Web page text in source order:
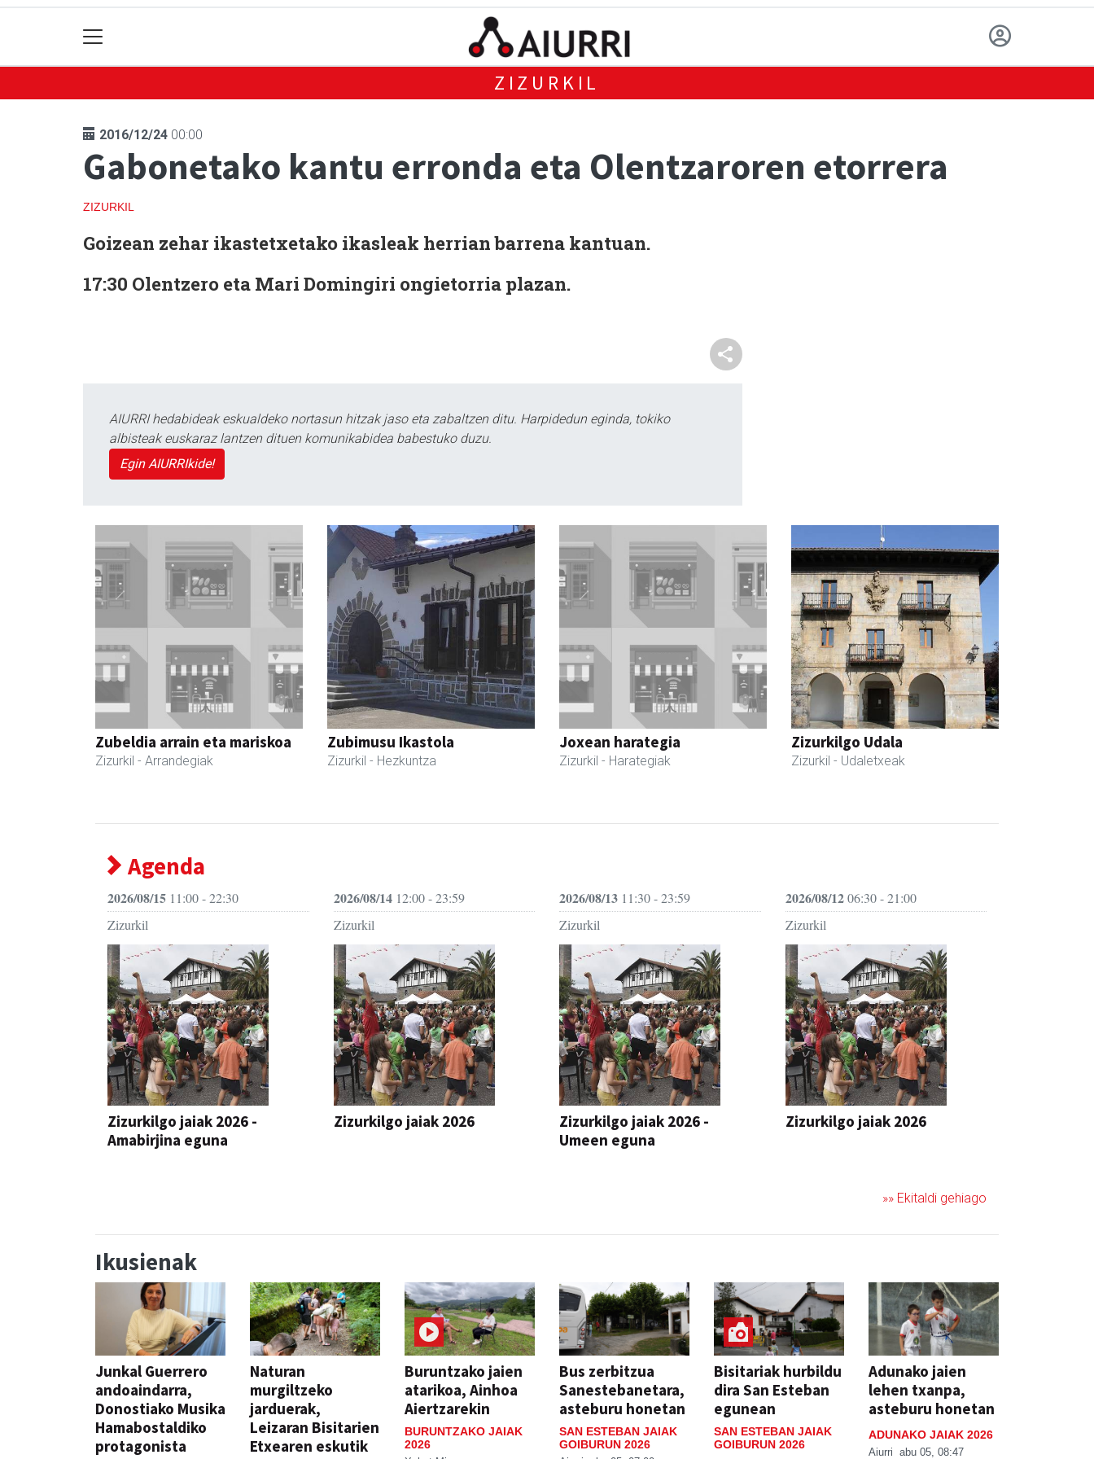
ZIZURKIL
2016/12/24 00:00
Gabonetako kantu erronda eta Olentzaroren etorrera
ZIZURKIL
Goizean zehar ikastetxetako ikasleak herrian barrena kantuan.
17:30 Olentzero eta Mari Domingiri ongietorria plazan.
AIURRI hedabideak eskualdeko nortasun hitzak jaso eta zabaltzen ditu. Harpidedun eginda, tokiko
albisteak euskaraz lantzen dituen komunikabidea babestuko duzu.
Egin AIURRIkide!
Zubeldia arrain eta mariskoa
Zizurkil - Arrandegiak
Zubimusu Ikastola
Zizurkil - Hezkuntza
Joxean harategia
Zizurkil - Harategiak
Zizurkilgo Udala
Zizurkil - Udaletxeak
Agenda
2026/08/15 11:00 - 22:30
Zizurkil
Zizurkilgo jaiak 2026 -
Amabirjina eguna
2026/08/1412:00 - 23:59
Zizurkil
Zizurkilgo jaiak 2026
2026/08/13 11:30 - 23:59
Zizurkil
Zizurkilgo jaiak 2026 -
Umeen eguna
2026/08/1206:30 - 21:00
Zizurkil
Zizurkilgo jaiak 2026
»» Ekitaldi gehiago
Ikusienak
Junkal Guerrero
andoaindarra,
Donostiako Musika
Hamabostaldiko
protagonista
Naturan
murgiltzeko
jarduerak,
Leizaran Bisitarien
Etxearen eskutik
Buruntzako jaien
atarikoa, Ainhoa
Aiertzarekin
BURUNTZAKO JAIAK
2026
Bus zerbitzua
Sanestebanetara,
asteburu honetan
SAN ESTEBAN JAIAK
GOIBURUN 2026
Bisitariak hurbildu
dira San Esteban
egunean
SAN ESTEBAN JAIAK
GOIBURUN 2026
Adunako jaien
lehen txanpa,
asteburu honetan
ADUNAKO JAIAK 2026
Aiurri abu 05, 08:47